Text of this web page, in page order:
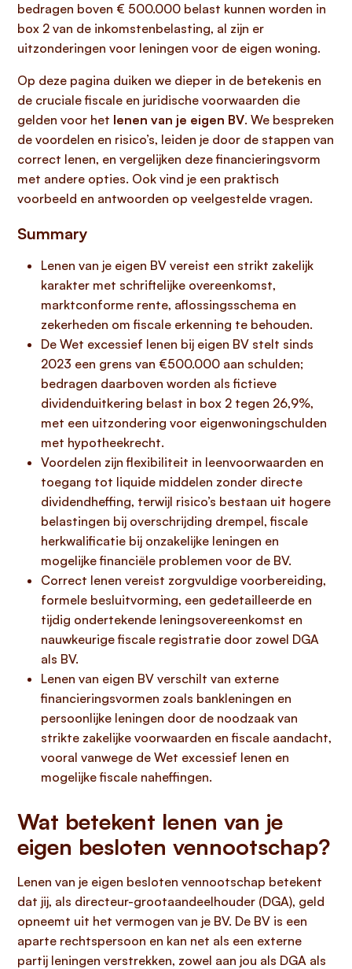
bedragen boven € 500.000 belast kunnen worden in
box 2 van de inkomstenbelasting, al zijn er
uitzonderingen voor leningen voor de eigen woning.
Op deze pagina duiken we dieper in de betekenis en
de cruciale fiscale en juridische voorwaarden die
gelden voor het lenen van je eigen BV. We bespreken
de voordelen en risico’s, leiden je door de stappen van
correct lenen, en vergelijken deze financieringsvorm
met andere opties. Ook vind je een praktisch
voorbeeld en antwoorden op veelgestelde vragen.
Summary
Lenen van je eigen BV vereist een strikt zakelijk
karakter met schriftelijke overeenkomst,
marktconforme rente, aflossingsschema en
zekerheden om fiscale erkenning te behouden.
De Wet excessief lenen bij eigen BV stelt sinds
2023 een grens van €500.000 aan schulden;
bedragen daarboven worden als fictieve
dividenduitkering belast in box 2 tegen 26,9%,
met een uitzondering voor eigenwoningschulden
met hypotheekrecht.
Voordelen zijn flexibiliteit in leenvoorwaarden en
toegang tot liquide middelen zonder directe
dividendheffing, terwijl risico’s bestaan uit hogere
belastingen bij overschrijding drempel, fiscale
herkwalificatie bij onzakelijke leningen en
mogelijke financiële problemen voor de BV.
Correct lenen vereist zorgvuldige voorbereiding,
formele besluitvorming, een gedetailleerde en
tijdig ondertekende leningsovereenkomst en
nauwkeurige fiscale registratie door zowel DGA
als BV.
Lenen van eigen BV verschilt van externe
financieringsvormen zoals bankleningen en
persoonlijke leningen door de noodzaak van
strikte zakelijke voorwaarden en fiscale aandacht,
vooral vanwege de Wet excessief lenen en
mogelijke fiscale naheffingen.
Wat betekent lenen van je
eigen besloten vennootschap?
Lenen van je eigen besloten vennootschap betekent
dat jij, als directeur-grootaandeelhouder (DGA), geld
opneemt uit het vermogen van je BV. De BV is een
aparte rechtspersoon en kan net als een externe
partij leningen verstrekken, zowel aan jou als DGA als